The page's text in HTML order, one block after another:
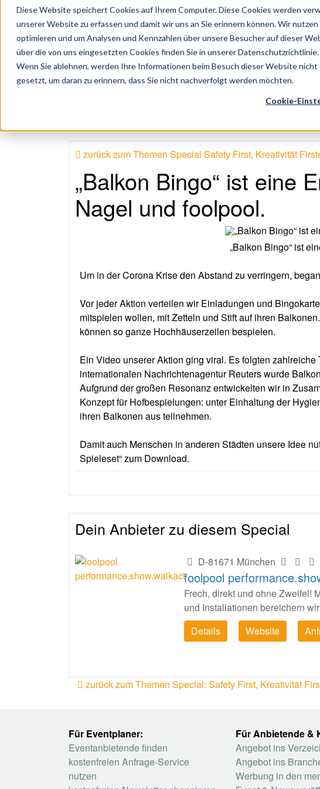
Diese Website speichert Cookies auf Ihrem Computer. Diese Cookies werden
unserer Website zu erfassen und damit wir uns an Sie erinnern können. Wir
optimieren und um Analysen und Kennzahlen über unsere Besucher auf dieser
über die von uns eingesetzten Cookies finden Sie in unserer Datenschutzrichtlinie.
Wenn Sie ablehnen, werden Ihre Informationen beim Besuch dieser Website
gesetzt, um daran zu erinnern, dass Sie nicht nachverfolgt werden möchten.
Cookie-
zurück zum Themen Special Safety First, Kreativität
„Balkon Bingo“ ist eine
Nagel und foolpool.
„Balkon Bingo“ ist
Um in der Corona Krise den Abstand zu verringern,
Vor jeder Aktion verteilen wir Einladungen und
mitspielen wollen, mit Zetteln und Stift auf ihren
können so ganze Hochhäuserzeilen bespielen.
Ein Video unserer Aktion ging viral. Es folgten
internationalen Nachrichtenagentur Reuters wurde
Aufgrund der großen Resonanz entwickelten wir in
Konzept für Hofbespielungen: unter Einhaltung der
ihren Balkonen aus teilnehmen.
Damit auch Menschen in anderen Städten unsere Idee
Spieleset“ zum Download.
Dein Anbieter zu diesem Special
D-81671 München
foolpool
Frech, direkt und ohne Zweifel!
und Installationen bereichern
Details
Website
zurück zum Themen Special: Safety First, Kreativität
Künstler, Zelte, Bands, Catering, ...
Wir
Für Eventplaner:
Eventanbietende finden
kostenfreien Anfrage-Service
nutzen
Für Anbietende &
Angebot ins
Angebot ins
Werbung in den